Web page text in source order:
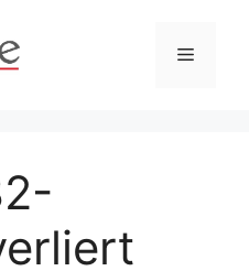
Menü